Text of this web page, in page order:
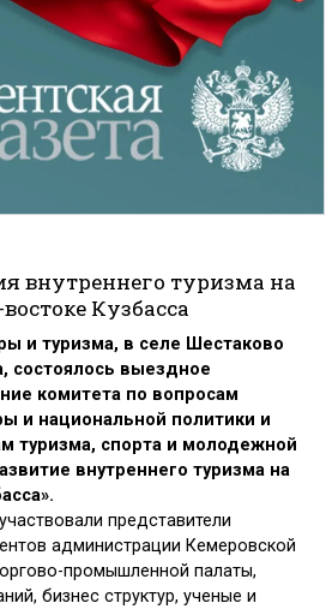
внутреннего туризма на
Кузбасса
и туризма, в селе Шестаково
состоялось выездное
комитета по вопросам
и национальной политики и
туризма, спорта и молодежной
внутреннего туризма на
представители
администрации Кемеровской
промышленной палаты,
бизнес структур, ученые и